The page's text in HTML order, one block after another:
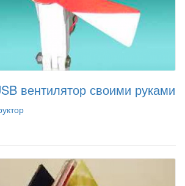
вентилятор своими руками